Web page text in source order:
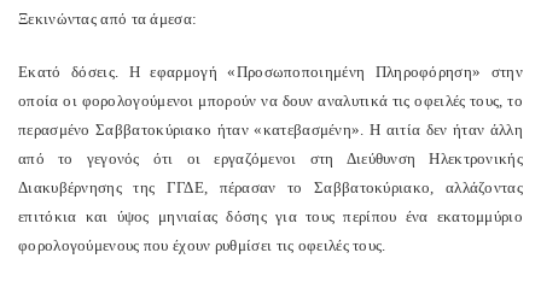
Ξεκινώντας από τα άμεσα:
Εκατό δόσεις. Η εφαρμογή «Προσωποποιημένη Πληροφόρηση» στην
οποία οι φορολογούμενοι μπορούν να δουν αναλυτικά τις οφειλές τους, το
περασμένο Σαββατοκύριακο ήταν «κατεβασμένη». Η αιτία δεν ήταν άλλη
από το γεγονός ότι οι εργαζόμενοι στη Διεύθυνση Ηλεκτρονικής
Διακυβέρνησης της ΓΓΔΕ, πέρασαν το Σαββατοκύριακο, αλλάζοντας
επιτόκια και ύψος μηνιαίας δόσης για τους περίπου ένα εκατομμύριο
φορολογούμενους που έχουν ρυθμίσει τις οφειλές τους.